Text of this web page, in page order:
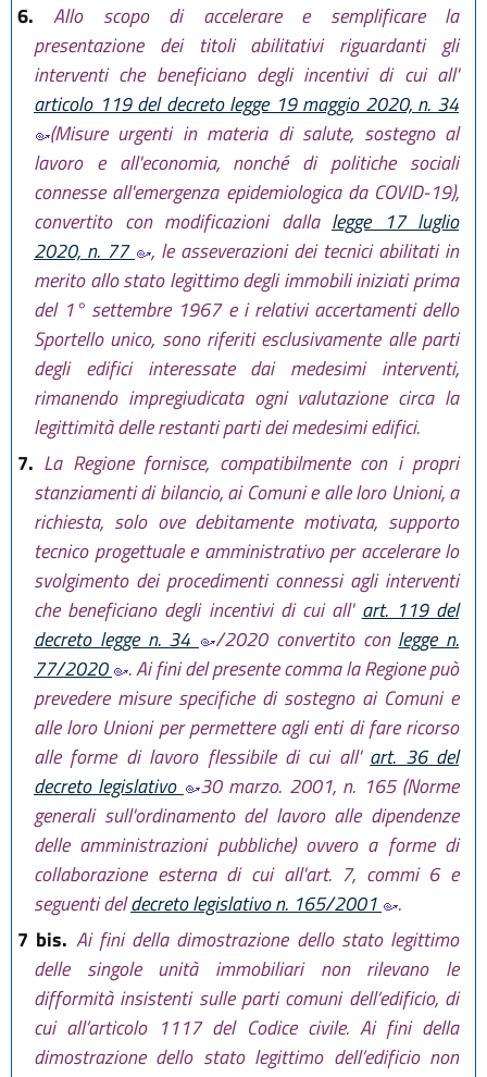
6.Allo scopo di accelerare e semplificare la
presentazione dei titoli abilitativi riguardanti gli
interventi che beneficiano degli incentivi di cui all'
articolo 119 del decreto legge 19 maggio 2020, n. 34
(Misure urgenti in materia di salute, sostegno al
lavoro e all'economia, nonché di politiche sociali
connesse all'emergenza epidemiologica da COVID-19),
convertito con modificazioni dalla legge 17 luglio
2020, n. 77
, le asseverazioni dei tecnici abilitati in
merito allo stato legittimo degli immobili iniziati prima
del 1° settembre 1967 e i relativi accertamenti dello
Sportello unico, sono riferiti esclusivamente alle parti
degli edifici interessate dai medesimi interventi,
rimanendo impregiudicata ogni valutazione circa la
legittimità delle restanti parti dei medesimi edifici.
7. La Regione fornisce, compatibilmente con i propri
stanziamenti di bilancio, ai Comuni e alle loro Unioni, a
richiesta, solo ove debitamente motivata, supporto
tecnico progettuale e amministrativo per accelerare lo
svolgimento dei procedimenti connessi agli interventi
che beneficiano degli incentivi di cui all' art. 119 del
decreto legge n. 34
/2020 convertito con legge n.
77/2020
. Ai fini del presente comma la Regione può
prevedere misure specifiche di sostegno ai Comuni e
alle loro Unioni per permettere agli enti di fare ricorso
alle forme di lavoro flessibile di cui all' art. 36 del
decreto legislativo
30 marzo. 2001, n. 165 (Norme
generali sull'ordinamento del lavoro alle dipendenze
delle amministrazioni pubbliche) ovvero a forme di
collaborazione esterna di cui all'art. 7, commi 6 e
seguenti deldecreto legislativo n. 165/2001
.
7 bis. Ai fini della dimostrazione dello stato legittimo
delle singole unità immobiliari non rilevano le
difformità insistenti sulle parti comuni dell’edificio, di
cui all’articolo 1117 del Codice civile. Ai fini della
dimostrazione dello stato legittimo dell’edificio non